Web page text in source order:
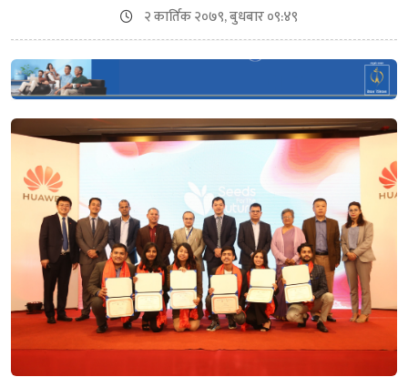
२ कार्तिक २०७९, बुधबार ०९:४९